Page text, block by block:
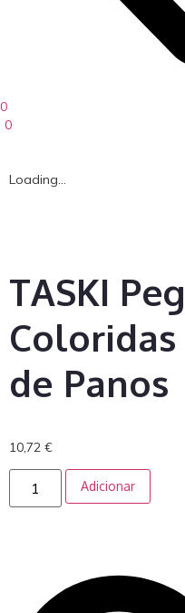
0
0
Loading...
TASKI
Coloridas
de Panos
10,72 €
Adicionar